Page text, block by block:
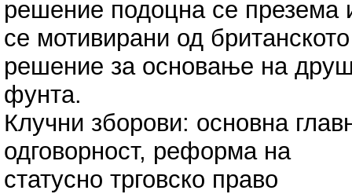
решение подоцна се презема
се мотивирани од британското
решение за основање на
фунта.
Клучни зборови: основна
одговорност, реформа на
статусно трговско право